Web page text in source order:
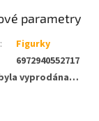
parametry
:
Figurky
6972940552717
vyprodána…